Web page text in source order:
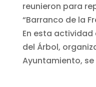
reunieron para
“Barranco de la
En esta
del Árbol,
Ayuntamiento,